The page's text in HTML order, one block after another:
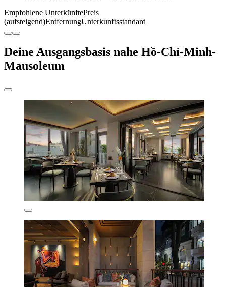
Empfohlene UnterkünftePreis
(aufsteigend)EntfernungUnterkunftsstandard
Deine Ausgangsbasis nahe Hồ-Chí-Minh-
Mausoleum